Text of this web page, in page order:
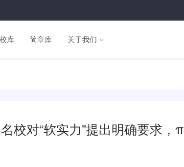
库 简章库 关于我们
校对“软实力”提出明确要求，π